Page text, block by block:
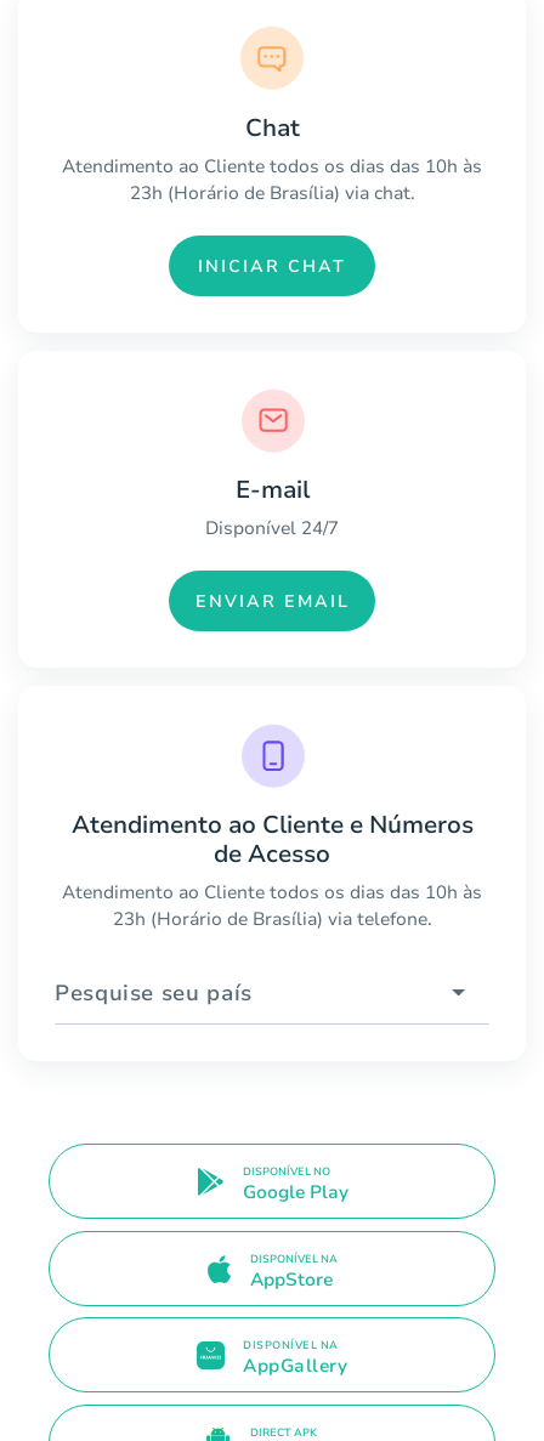
Chat
Atendimento ao Cliente todos os dias das 10h às
23h (Horário de Brasília) via chat.
INICIAR CHAT
E-mail
Disponível 24/7
ENVIAR EMAIL
Atendimento ao Cliente e Números
de Acesso
Atendimento ao Cliente todos os dias das 10h às
23h (Horário de Brasília) via telefone.
Pesquise seu país
DISPONÍVEL NO
Google Play
DISPONÍVEL NA
AppStore
DISPONÍVEL NA
AppGallery
DIRECT APK